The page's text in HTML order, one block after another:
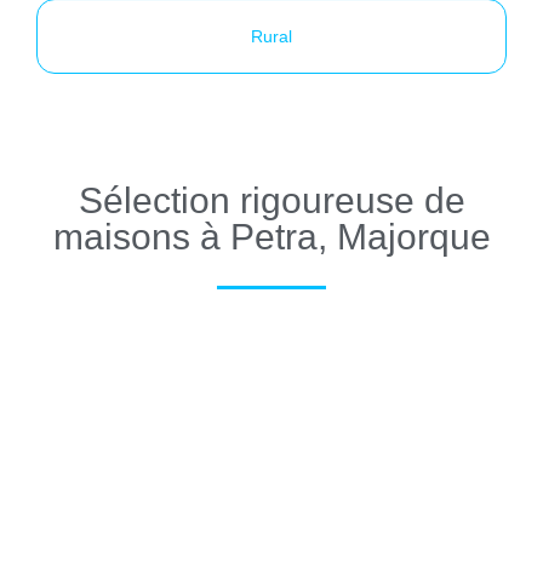
Rural
Sélection rigoureuse de
maisons à Petra, Majorque